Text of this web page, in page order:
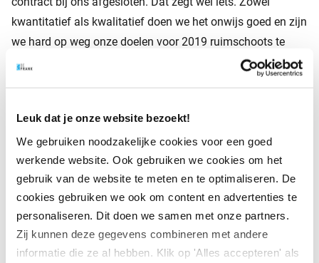
Leuk dat je onze website bezoekt!
We gebruiken noodzakelijke cookies voor een goed
werkende website. Ook gebruiken we cookies om het
gebruik van de website te meten en te optimaliseren. De
cookies gebruiken we ook om content en advertenties te
personaliseren. Dit doen we samen met onze partners.
Zij kunnen deze gegevens combineren met andere
informatie die ze al hebben. Klik op 'Alles accepteren' als
kwantitatief als kwalitatief doen we het onwijs goed en zijn
we hard op weg onze doelen voor 2019 ruimschoots te
behalen.
Op welk resultaat ben je trots?
Op klanttevredenheid scoorden we een 7,8 bij werkgevers
en een 7,5 bij deelnemers. Een stijging ten opzichte van
vorig jaar, daar ben ik erg trots op. De serie
videotestimonials die we maakten met klanten als Volvo
en AFAS onderstrepen dit nog eens. En natuurlijk ook op de
groei van het klantenbestand en het enorme percentage
dat verlengd heeft. Maar ik ben ook trots op het feit dat we